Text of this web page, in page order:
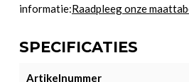
informatie:Raadpleeg onze
SPECIFICATIES
Artikelnummer